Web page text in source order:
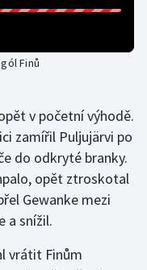
Finů
v početní výhodě.
zamířil Puljujärvi po
do odkryté branky.
opět ztroskotal
Gewanke mezi
a snížil.
vrátit Finům